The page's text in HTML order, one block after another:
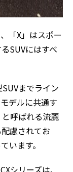
「X」はスポー
SUVにはすべ
までライン
デルに共通す
呼ばれる流麗
慮されてお
います。